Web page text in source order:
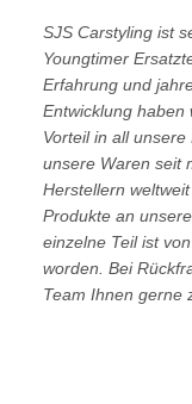
SJS Carstyling ist
Youngtimer
Erfahrung und
Entwicklung haben
Vorteil in all
unsere Waren seit
Herstellern
Produkte an
einzelne Teil ist
worden. Bei
Team Ihnen gerne